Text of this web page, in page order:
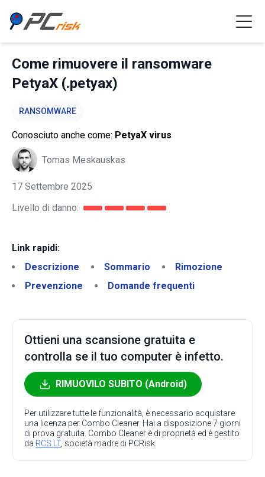
Come rimuovere il ransomware
PetyaX (.petyax)
RANSOMWARE
Conosciuto anche come: PetyaX virus
Tomas Meskauskas
17 Settembre 2025
Livello di danno:
Link rapidi:
Descrizione
Sommario
Rimozione
Prevenzione
Domande frequenti
Ottieni una scansione gratuita e
controlla se il tuo computer è infetto.
RIMUOVILO SUBITO (Android)
Per utilizzare tutte le funzionalità, è necessario acquistare
una licenza per Combo Cleaner. Hai a disposizione 7 giorni
di prova gratuita. Combo Cleaner è di proprietà ed è gestito
da RCS LT, società madre di PCRisk.